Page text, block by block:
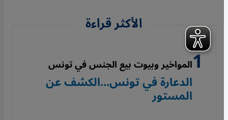
الأكثر قراءة
المواخير وبيوت بيع الجنس في تونس
الدعارة في تونس...الكشف عن
المستور